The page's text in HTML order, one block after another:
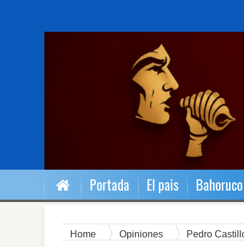
Portada El pais Bahoruco
Home Opiniones Pedro